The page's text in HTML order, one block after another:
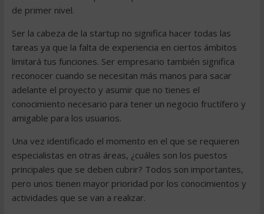
de primer nivel.
Ser la cabeza de la startup no significa hacer todas las
tareas ya que la falta de experiencia en ciertos ámbitos
limitará tus funciones. Ser empresario también significa
reconocer cuando se necesitan más manos para sacar
adelante el proyecto y asumir que no tienes el
conocimiento necesario para tener un negocio fructífero y
amigable para los usuarios.
Una vez identificado el momento en el que se requieren
especialistas en otras áreas, ¿cuáles son los puestos
principales que se deben cubrir? Todos son importantes,
pero unos tienen mayor prioridad por los conocimientos y
actividades que se van a realizar.